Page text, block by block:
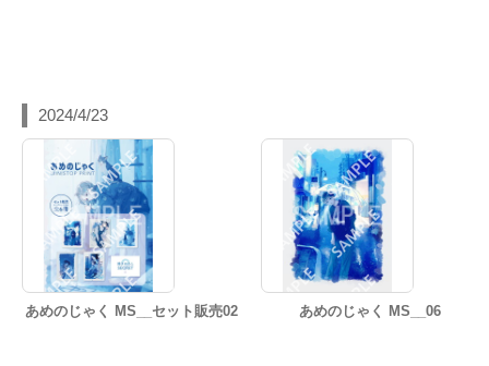
2024/4/23
あめのじゃく MS__セット販売02 あめのじゃく MS__06